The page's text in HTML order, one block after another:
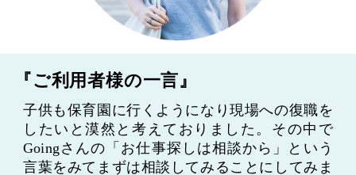
『ご利用者様の一言』
子供も保育園に行くようになり現場への復職を
したいと漠然と考えておりました。その中で
Goingさんの「お仕事探しは相談から」という
言葉をみてまずは相談してみることにしてみま